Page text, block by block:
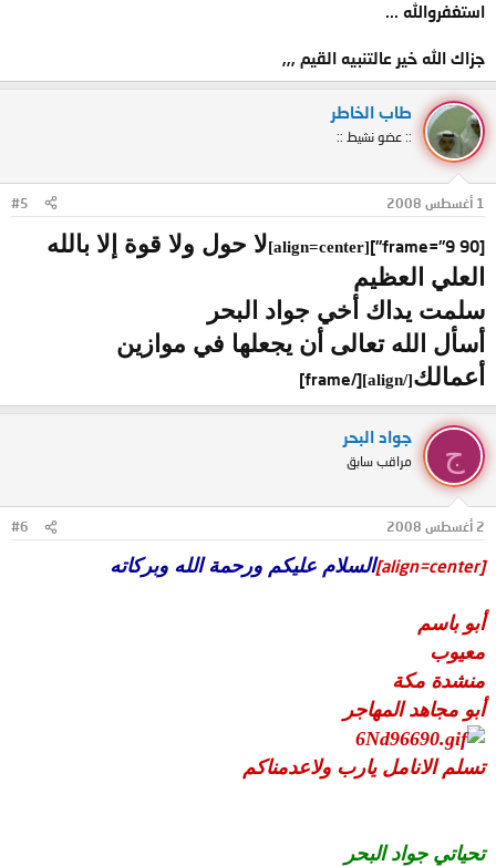
استغفروالله ...
جزاك الله خير عالتنبيه القيم ,,,
طاب الخاطر
:: عضو نشيط ::
1 أغسطس 2008 #5
[frame="9 90"]
[align=center]
لا حول ولا قوة إلا بالله
العلي العظيم
سلمت يداك أخي جواد البحر
أسأل الله تعالى أن يجعلها في موازين
أعمالك[/align]
[/frame]
ج
جواد البحر
مراقب سابق
2 أغسطس 2008 #6
[align=center] السلام عليكم ورحمة الله وبركاته
أبو باسم
معيوب
منشدة مكة
أبو مجاهد المهاجر
تسلم الانامل يارب ولاعدمناكم
تحياتي جواد البحر